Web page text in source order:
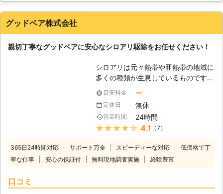
まうのです。なるべく共存したいと考
危険なハチが身近にいるのでしたら駆
除をオススメします。 【ハチ駆除の
危険性】 もし皆さまがご自宅でハチ
の巣を見つけてもご自分で駆除される
ことは危険ですのでお止め下さい。巣
以上いる場合もありますので、巣に手
を出した途端にその100匹が皆さまに
襲いかかる危険性があります。ハチ駆
除の際には全身を防御する専用の装備
ものです。隙間を作らない構造ですの
でハチが入り込む心配がなく、安全に
ないなと実感しました。
岡山県 岡山市北区 2016年12月12日
グッドベア株式会社
親切丁寧なグッドベアに安心なシロアリ駆除をお任せください！
シロアリは元々熱帯や亜熱帯の地域に
多くの種類が生息しているものです。
ですから、日本国内で害虫として知ら
れているシロアリも、暖かく湿度の多
い地域に生息が集中していると見られ
ていましたが、最近は温暖化の影響で
各地の気温が高くなっているためか、
言われています。住まいの中で床が軋
む妙な音がしたり、羽アリがいるのを
目安料金 ー
定休日 無休
営業時間 24時間
★★★★★ 4.1 （7）
365日24時間対応 サポート万全 スピーディーな対応
低価格で丁
寧な仕事
安心の保証付 無料現地調査実施 経験豊富
口コミ